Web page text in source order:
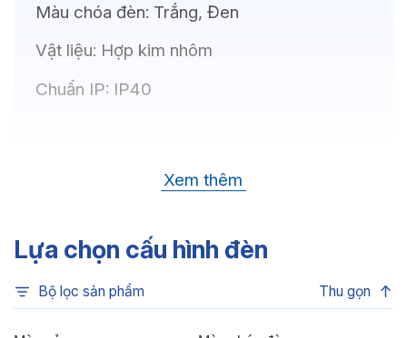
Màu chóa đèn: Trắng, Đen
Vật liệu: Hợp kim nhôm
Chuẩn IP: IP40
OSRAM(GERMANY)
Nhiệt độ màu:6500K, 4000K, 3500K,
3000K, 3CCT
Chỉ số hoàn màu:
Xem thêm
Lựa chọn cấu hình đèn
Bộ lọc sản phẩm Thu gọn